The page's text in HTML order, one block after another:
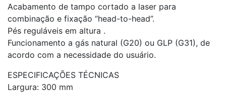
Acabamento de tampo cortado a laser para
combinação e fixação “head-to-head”.
Pés reguláveis em altura .
Funcionamento a gás natural (G20) ou GLP (G31), de
acordo com a necessidade do usuário.
ESPECIFICAÇÕES TÉCNICAS
Largura: 300 mm